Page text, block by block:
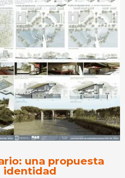
una propuesta
identidad